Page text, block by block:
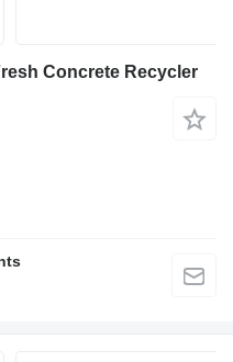
Concrete Recycler